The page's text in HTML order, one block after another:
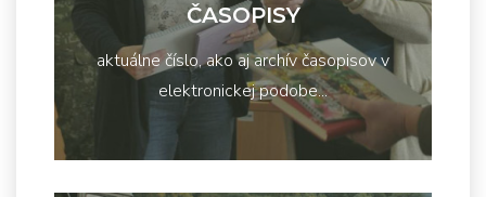
ČASOPISY
aktuálne číslo, ako aj archív časopisov v
elektronickej podobe...